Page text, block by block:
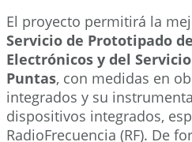
El proyecto permitirá la
Servicio de Prototipado
Electrónicos y del
Puntas, con medidas en
integrados y su
dispositivos integrados,
RadioFrecuencia (RF). De